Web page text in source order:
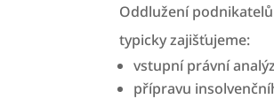
Oddlužení
typicky zajišťujeme:
vstupní právní
přípravu